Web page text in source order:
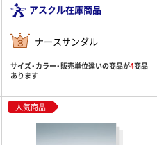
アスクル在庫商品
ナースサンダル
サイズ・カラー・販売単位違いの商品が4商品
あります
人気商品